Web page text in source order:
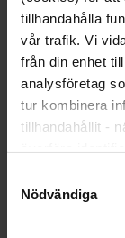
tillhandahålla
vår trafik. Vi
från din enhet
analysföretag
tur kombinera
tillhandahållit -
området. Du
Nödvändiga
Årets
Publicerad: 2020-
distriktets